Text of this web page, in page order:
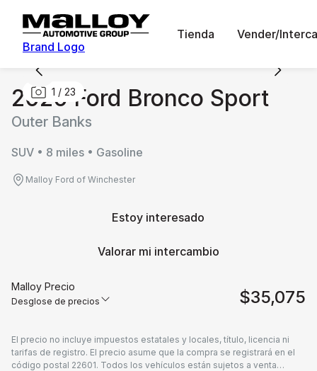
Brand Logo
Tienda Vender/
1 / 23
2026 Ford Bronco Sport
Outer Banks
SUV • 8 miles • Gasoline
Malloy Ford of Winchester
Estoy interesado
Valorar mi intercambio
Malloy Precio
Desglose de precios $35,075
El precio no incluye impuestos estatales y locales, título, licencia ni
tarifas de registro. El precio asume que la compra se registrará en el
código postal 22601. Todos los vehículos están sujetos a venta